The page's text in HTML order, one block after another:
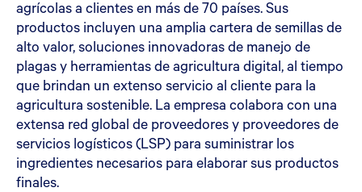
agrícolas a clientes en más de 70 países. Sus
productos incluyen una amplia cartera de semillas de
alto valor, soluciones innovadoras de manejo de
plagas y herramientas de agricultura digital, al tiempo
que brindan un extenso servicio al cliente para la
agricultura sostenible. La empresa colabora con una
extensa red global de proveedores y proveedores de
servicios logísticos (LSP) para suministrar los
ingredientes necesarios para elaborar sus productos
finales.